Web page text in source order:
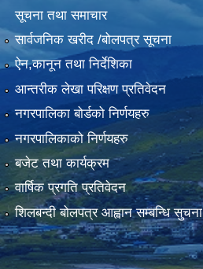
सूचना तथा समाचार
सार्वजनिक खरीद /बोलपत्र सूचना
ऐन,कानून तथा निर्देशिका
आन्तरीक लेखा परिक्षण प्रतिवेदन
नगरपालिका बोर्डको निर्णयहरु
नगरपालिकाको निर्णयहरु
बजेट तथा कार्यक्रम
वार्षिक प्रगति प्रतिवेदन
शिलबन्दी बोलपत्र आह्वान सम्बन्धि सुचना